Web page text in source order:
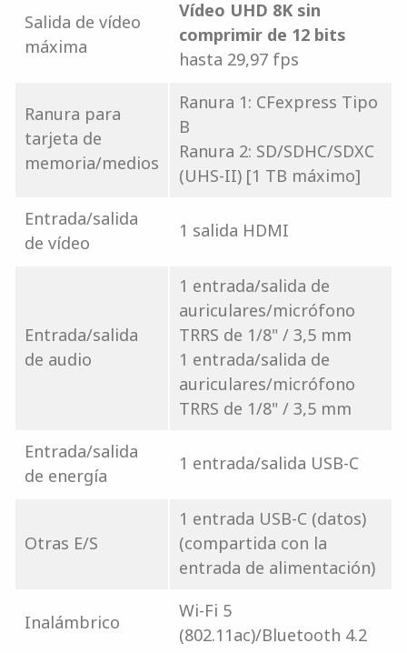
Salida de vídeo
máxima
Vídeo UHD 8K sin
comprimir de 12 bits
hasta 29,97 fps
Ranura para
tarjeta de
memoria/medios
Ranura 1: CFexpress Tipo
B
Ranura 2: SD/SDHC/SDXC
(UHS-II) [1 TB máximo]
Entrada/salida
de vídeo
1 salida HDMI
Entrada/salida
de audio
1 entrada/salida de
auriculares/micrófono
TRRS de 1/8" / 3,5 mm
1 entrada/salida de
auriculares/micrófono
TRRS de 1/8" / 3,5 mm
Entrada/salida
de energía
1 entrada/salida USB-C
Otras E/S
1 entrada USB-C (datos)
(compartida con la
entrada de alimentación)
Inalámbrico
Wi-Fi 5
(802.11ac)/Bluetooth 4.2